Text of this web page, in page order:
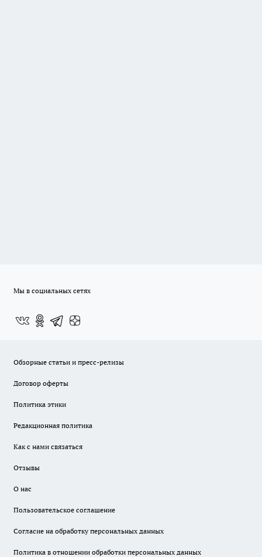
Мы в социальных сетях
Обзорные статьи и пресс-релизы
Договор оферты
Политика этики
Редакционная политика
Как с нами связаться
Отзывы
О нас
Пользовательское соглашение
Согласие на обработку персональных данных
Политика в отношении обработки персональных данных